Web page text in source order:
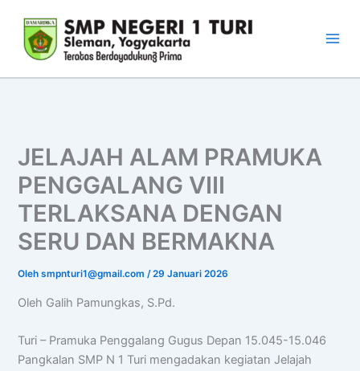
konten
JELAJAH ALAM PRAMUKA
PENGGALANG VIII
TERLAKSANA DENGAN
SERU DAN BERMAKNA
Olehsmpnturi1@gmail.com/29 Januari 2026
Oleh Galih Pamungkas, S.Pd.
Turi – Pramuka Penggalang Gugus Depan 15.045-15.046
Pangkalan SMP N 1 Turi mengadakan kegiatan Jelajah